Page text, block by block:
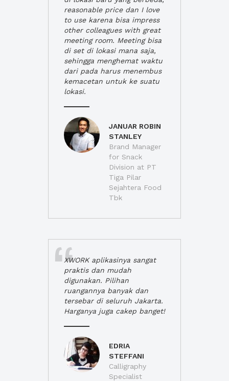
reasonable price dan I love
to use karena bisa impress
other colleagues with great
meeting room. Meeting bisa
di set di lokasi mana saja,
sehingga menghemat waktu
dari pada harus menembus
kemacetan untuk ke suatu
lokasi.
JANUAR ROBIN
STANLEY
Brand Manager
for Snack
Division at PT
Tiga Pilar
Sejahtera Food
Tbk
XWORK aplikasinya sangat
praktis dan mudah
digunakan. Pilihan
ruangannya banyak dan
tersebar di seluruh Jakarta.
Harganya juga cakep banget!
EDRIA
STEFFANI
Calligraphy
Specialist